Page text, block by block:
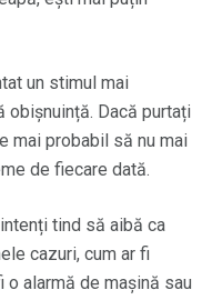
un stimul mai
obișnuință. Dacă purtați
mai probabil să nu mai
de fiecare dată.
tind să aibă ca
cazuri, cum ar fi
alarmă de mașină sau